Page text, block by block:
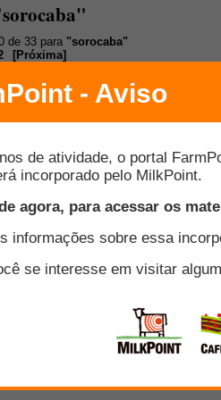
de 33 para "sorocaba"
[Próxima]
do Poupatempo dão suporte
rural paulista conta com um parceiro
Desenvolvido pelo Governo do
as unidades móveis já realizaram mais
São Paulo.
do cordeiro continuam entre
e na semana passada, a região de
de Araçatuba o menor preço (R$
cordeiro nas regiões